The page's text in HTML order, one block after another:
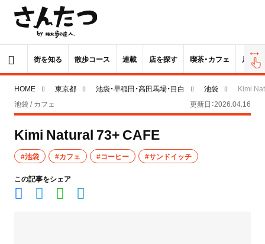
街を知る 散歩コース 連載 店を探す 喫茶・カフェ 居酒屋
HOME 東京都 池袋・早稲田・高田馬場・目白 池袋
Kimi
池袋 / カフェ
更新日：2026.04.16
Kimi Natural 73+ CAFE
#池袋 #カフェ #コーヒー #サンドイッチ
この記事をシェア